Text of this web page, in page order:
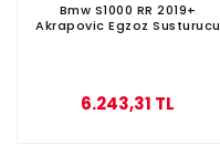
Bmw S1000 RR 2019+
Akrapovic Egzoz Susturucu
6.243,31 TL